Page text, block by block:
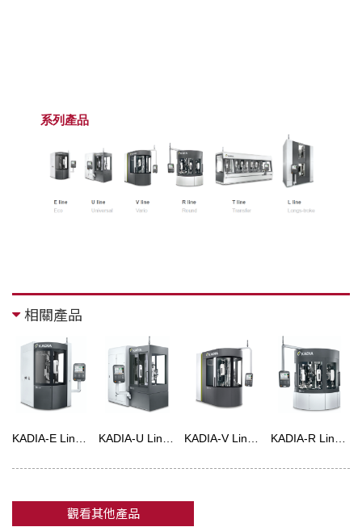
系列產品
相關產品
KADIA-E Line 經濟型衍磨機 KADIA-U Line 萬能珩磨機 KADIA-V Line 多功能珩磨機 KADIA-R Line 旋轉式珩磨機
觀看其他產品